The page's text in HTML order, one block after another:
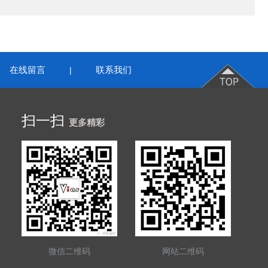
在线留言 | 联系我们
扫一扫 更多精彩
微信二维码 网站二维码